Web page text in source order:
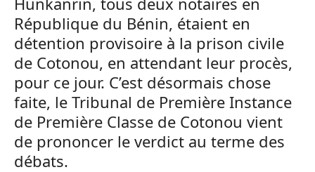
République du Bénin, étaient en
détention provisoire à la prison civile
de Cotonou, en attendant leur procès,
pour ce jour. C’est désormais chose
faite, le Tribunal de Première Instance
de Première Classe de Cotonou vient
de prononcer le verdict au terme des
débats.